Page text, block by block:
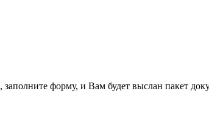
, заполните форму, и Вам будет выслан пакет